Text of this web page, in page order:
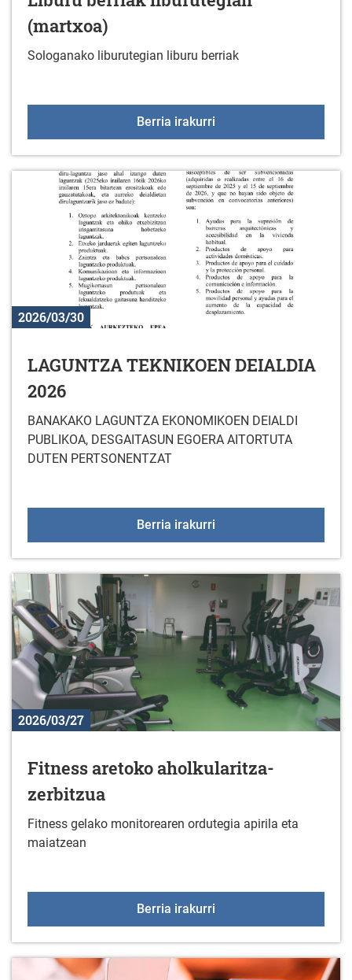
(martxoa)
Sologanako liburutegian liburu berriak
Berria irakurri
2026/03/30
LAGUNTZA TEKNIKOEN DEIALDIA
2026
BANAKAKO LAGUNTZA EKONOMIKOEN DEIALDI
PUBLIKOA, DESGAITASUN EGOERA AITORTUTA
DUTEN PERTSONENTZAT
Berria irakurri
2026/03/27
Fitness aretoko aholkularitza-
zerbitzua
Fitness gelako monitorearen ordutegia apirila eta
maiatzean
Berria irakurri